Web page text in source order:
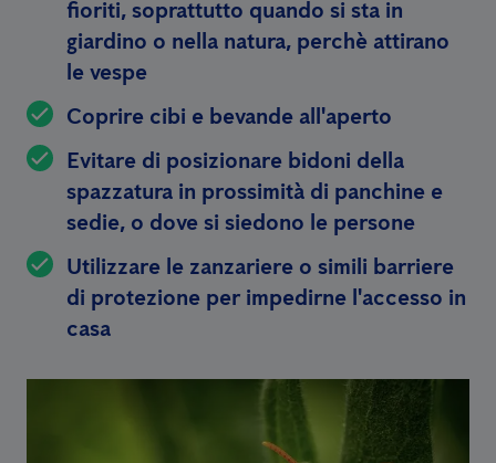
fioriti, soprattutto quando si sta in
giardino o nella natura, perchè attirano
le vespe
Coprire cibi e bevande all'aperto
Evitare di posizionare bidoni della
spazzatura in prossimità di panchine e
sedie, o dove si siedono le persone
Utilizzare le zanzariere o simili barriere
di protezione per impedirne l'accesso in
casa